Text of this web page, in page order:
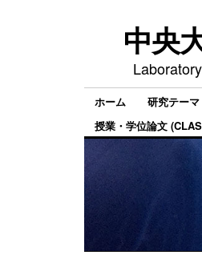
中央
ホーム 研究テー
授業・学位論文